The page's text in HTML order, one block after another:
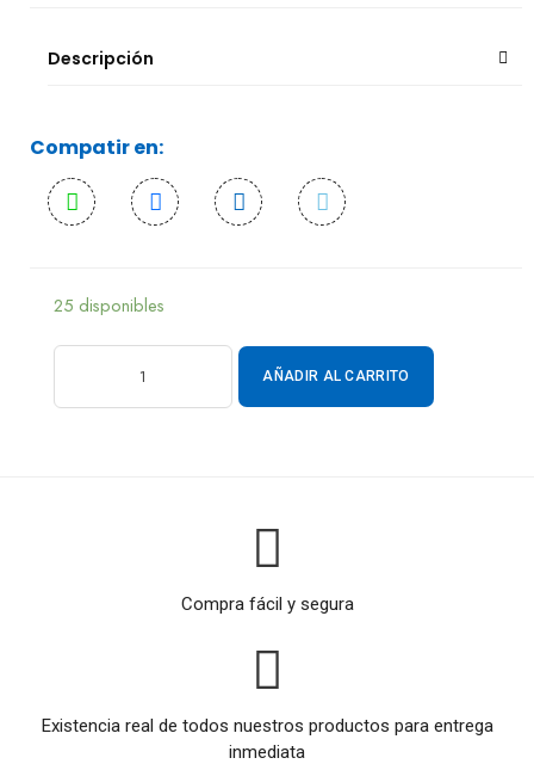
Descripción
Compatir en:
25 disponibles
AÑADIR AL CARRITO
Compra fácil y segura
Existencia real de todos nuestros productos para entrega
inmediata